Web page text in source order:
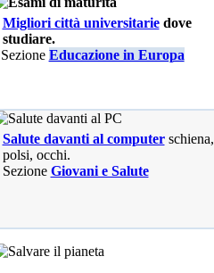
Migliori città universitariedove
studiare.
Sezione Educazione in Europa
Salute davanti al computerschiena,
polsi, occhi.
Sezione Giovani e Salute